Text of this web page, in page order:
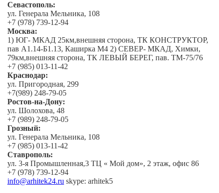
Севастополь:
ул. Генерала Мельника, 108
+7 (978) 739-12-94
Москва:
1) ЮГ- МКАД 25км,внешняя сторона, ТК КОНСТРУКТОР,
пав А1.14-Б1.13, Каширка М4 2) СЕВЕР- МКАД, Химки,
79км,внешняя сторона, ТК ЛЕВЫЙ БЕРЕГ, пав. ТМ-75/76
+7 (985) 013-11-42
Краснодар:
ул. Пригородная, 299
+7(989) 248-79-05
Ростов-на-Дону:
ул. Шолохова, 48
+7 (989) 248-79-05
Грозный:
ул. Генерала Мельника, 108
+7 (985) 013-11-42
Ставрополь:
ул. 3-я Промышленная,3 ТЦ « Мой дом», 2 этаж, офис 86
+7 (978) 739-12-94
info@arhitek24.ru skype: arhitek5